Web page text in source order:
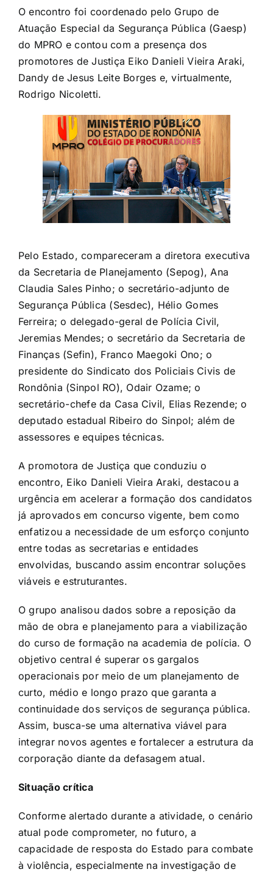
O encontro foi coordenado pelo Grupo de
Atuação Especial da Segurança Pública (Gaesp)
do MPRO e contou com a presença dos
promotores de Justiça Eiko Danieli Vieira Araki,
Dandy de Jesus Leite Borges e, virtualmente,
Rodrigo Nicoletti.
Pelo Estado, compareceram a diretora executiva
da Secretaria de Planejamento (Sepog), Ana
Claudia Sales Pinho; o secretário-adjunto de
Segurança Pública (Sesdec), Hélio Gomes
Ferreira; o delegado-geral de Polícia Civil,
Jeremias Mendes; o secretário da Secretaria de
Finanças (Sefin), Franco Maegoki Ono; o
presidente do Sindicato dos Policiais Civis de
Rondônia (Sinpol RO), Odair Ozame; o
secretário-chefe da Casa Civil, Elias Rezende; o
deputado estadual Ribeiro do Sinpol; além de
assessores e equipes técnicas.
A promotora de Justiça que conduziu o
encontro, Eiko Danieli Vieira Araki, destacou a
urgência em acelerar a formação dos candidatos
já aprovados em concurso vigente, bem como
enfatizou a necessidade de um esforço conjunto
entre todas as secretarias e entidades
envolvidas, buscando assim encontrar soluções
viáveis e estruturantes.
O grupo analisou dados sobre a reposição da
mão de obra e planejamento para a viabilização
do curso de formação na academia de polícia. O
objetivo central é superar os gargalos
operacionais por meio de um planejamento de
curto, médio e longo prazo que garanta a
continuidade dos serviços de segurança pública.
Assim, busca-se uma alternativa viável para
integrar novos agentes e fortalecer a estrutura da
corporação diante da defasagem atual.
Situação crítica
Conforme alertado durante a atividade, o cenário
atual pode comprometer, no futuro, a
capacidade de resposta do Estado para combate
à violência, especialmente na investigação de